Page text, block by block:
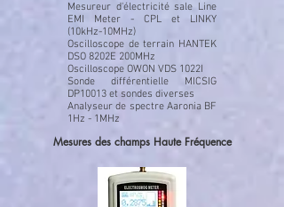
Mesureur d'électricité sale Line
EMI Meter - CPL et LINKY
(10kHz-10MHz)
Oscilloscope de terrain HANTEK
DSO 8202E 200MHz
Oscilloscope OWON VDS 1022I
Sonde différentielle MICSIG
DP10013 et sondes diverses
Analyseur de spectre Aaronia BF
1Hz - 1MHz
Mesures des champs Haute Fréquence